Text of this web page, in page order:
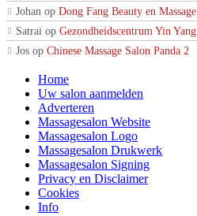
Johan op Dong Fang Beauty en Massage
Satrai op Gezondheidscentrum Yin Yang
Jos op Chinese Massage Salon Panda 2
Home
Uw salon aanmelden
Adverteren
Massagesalon Website
Massagesalon Logo
Massagesalon Drukwerk
Massagesalon Signing
Privacy en Disclaimer
Cookies
Info